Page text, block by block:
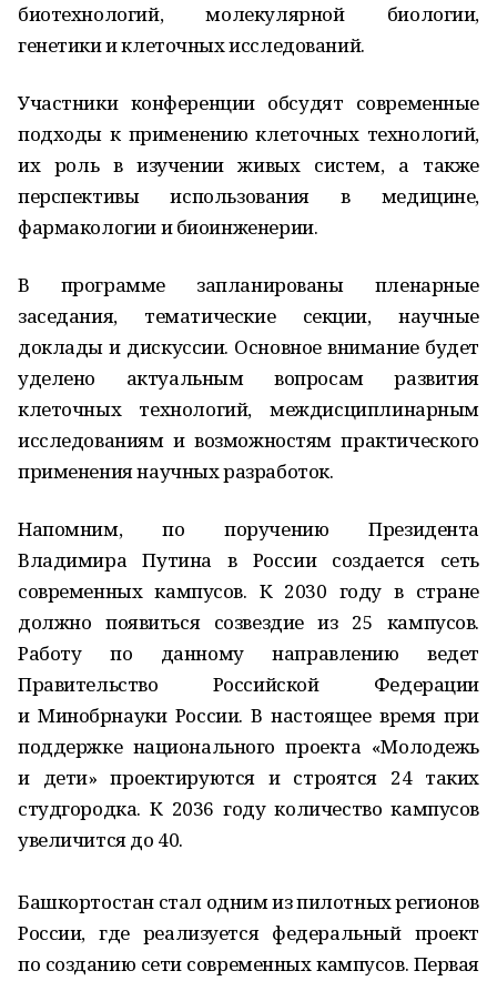
биотехнологий, молекулярной биологии,
генетики и клеточных исследований.
Участники конференции обсудят современные
подходы к применению клеточных технологий,
их роль в изучении живых систем, а также
перспективы использования в медицине,
фармакологии и биоинженерии.
В программе запланированы пленарные
заседания, тематические секции, научные
доклады и дискуссии. Основное внимание будет
уделено актуальным вопросам развития
клеточных технологий, междисциплинарным
исследованиям и возможностям практического
применения научных разработок.
Напомним, по поручению Президента
Владимира Путина в России создается сеть
современных кампусов. К 2030 году в стране
должно появиться созвездие из 25 кампусов.
Работу по данному направлению ведет
Правительство Российской Федерации
и Минобрнауки России. В настоящее время при
поддержке национального проекта «Молодежь
и дети» проектируются и строятся 24 таких
студгородка. К 2036 году количество кампусов
увеличится до 40.
Башкортостан стал одним из пилотных регионов
России, где реализуется федеральный проект
по созданию сети современных кампусов. Первая